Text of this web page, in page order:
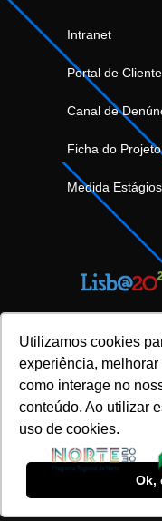
Utilizamos cookies
experiência,
como interage no
conteúdo. Ao utilizar
uso de cookies.
Ok,
Intranet
Portal de
Canal de
Ficha do Projeto
Medida
INOVFLOW
Política de